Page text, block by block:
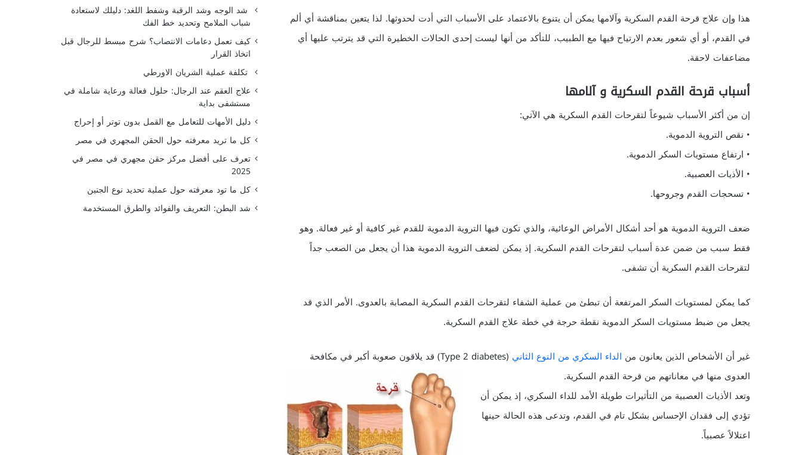
هذا وإن علاج قرحة القدم السكرية وآلامها يمكن أن يتنوع بالاعتماد على الأسباب التي أدت لحدوثها. لذا يتعين بمناقشة أي ألم
في القدم، أو أي شعور بعدم الارتياح فيها مع الطبيب، للتأكد من أنها ليست إحدى الحالات الخطيرة التي قد يترتب عليها أي
مضاعفات لاحقة.
أسباب قرحة القدم السكرية و آلامها
إن من أكثر الأسباب شيوعاً لتقرحات القدم السكرية هي الآتي:
• نقص التروية الدموية.
• ارتفاع مستويات السكر الدموية.
• الأذيات العصبية.
• تسحجات القدم وجروحها.
ضعف التروية الدموية هو أحد أشكال الأمراض الوعائية، والذي تكون فيها التروية الدموية للقدم غير كافية أو غير فعالة. وهو
فقط سبب من ضمن عدة أسباب لتقرحات القدم السكرية. إذ يمكن لضعف التروية الدموية هذا أن يجعل من الصعب جداً
لتقرحات القدم السكرية أن تشفى.
كما يمكن لمستويات السكر المرتفعة أن تبطئ من عملية الشفاء لتقرحات القدم السكرية المصابة بالعدوى. الأمر الذي قد
يجعل من ضبط مستويات السكر الدموية نقطة حرجة في خطة علاج القدم السكرية.
غير أن الأشخاص الذين يعانون من الداء السكري من النوع الثاني
(Type 2 diabetes) قد يلاقون صعوبة أكبر في مكافحة
العدوى منها في معاناتهم من قرحة القدم السكرية.
وتعد الأذيات العصبية من التأثيرات طويلة الأمد للداء السكري، إذ يمكن أن
تؤدي إلى فقدان الإحساس بشكل تام في القدم، وتدعى هذه الحالة حينها
اعتلالاً عصبياً.
شد الوجه وشد الرقبة وشفط اللغد: دليلك لاستعادة
شباب الملامح وتحديد خط الفك
كيف تعمل دعامات الانتصاب؟ شرح مبسط للرجال قبل
اتخاذ القرار
تكلفة عملية الشريان الاورطي
علاج العقم عند الرجال: حلول فعالة ورعاية شاملة في
مستشفى بداية
دليل الأمهات للتعامل مع القمل بدون توتر أو إحراج
كل ما تريد معرفته حول الحقن المجهري في مصر
تعرف على أفضل مركز حقن مجهري في مصر في
2025
كل ما تود معرفته حول عملية تحديد نوع الجنين
شد البطن: التعريف والفوائد والطرق المستخدمة